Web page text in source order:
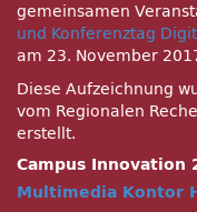
gemeinsamen
und Konferenztag
am 23. November
Diese Aufzeichnung
vom Regionalen
erstellt.
Campus Innovation
Multimedia Kontor